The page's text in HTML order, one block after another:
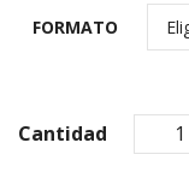
FORMATO
Cantidad